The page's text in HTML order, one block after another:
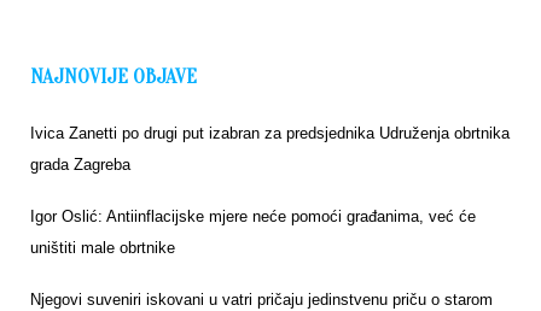
NAJNOVIJE OBJAVE
Ivica Zanetti po drugi put izabran za predsjednika Udruženja obrtnika
grada Zagreba
Igor Oslić: Antiinflacijske mjere neće pomoći građanima, već će
uništiti male obrtnike
Njegovi suveniri iskovani u vatri pričaju jedinstvenu priču o starom